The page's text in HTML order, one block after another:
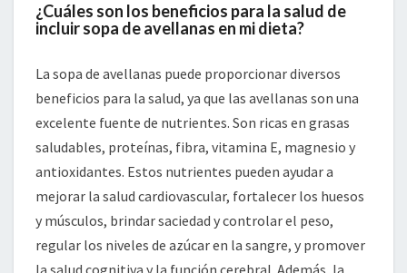
¿Cuáles son los beneficios para la salud de
incluir sopa de avellanas en mi dieta?
La sopa de avellanas puede proporcionar diversos
beneficios para la salud, ya que las avellanas son una
excelente fuente de nutrientes. Son ricas en grasas
saludables, proteínas, fibra, vitamina E, magnesio y
antioxidantes. Estos nutrientes pueden ayudar a
mejorar la salud cardiovascular, fortalecer los huesos
y músculos, brindar saciedad y controlar el peso,
regular los niveles de azúcar en la sangre, y promover